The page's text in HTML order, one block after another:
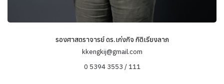
รองศาสตราจารย์ ดร.เก่งกิจ กิติเรียงลาภ
kkengkij@gmail.com
0 5394 3553 / 111